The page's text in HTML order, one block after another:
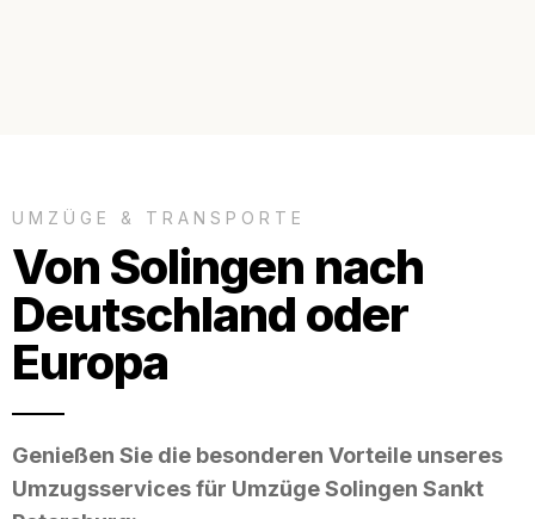
UMZÜGE & TRANSPORTE
Von Solingen nach
Deutschland oder
Europa
Genießen Sie die besonderen Vorteile unseres
Umzugsservices für Umzüge Solingen Sankt